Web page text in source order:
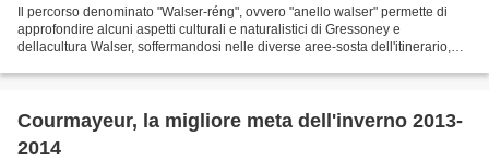
Il percorso denominato "Walser-réng", ovvero "anello walser" permette di
approfondire alcuni aspetti culturali e naturalistici di Gressoney e
dellacultura Walser, soffermandosi nelle diverse aree-sosta dell'itinerario,
Courmayeur, la migliore meta dell'inverno 2013-
2014